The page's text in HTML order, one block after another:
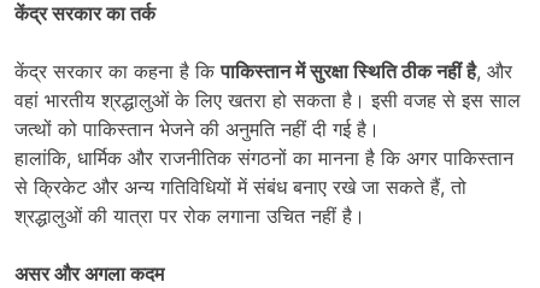
केंद्र सरकार का तर्क
केंद्र सरकार का कहना है किपाकिस्तान में सुरक्षा स्थिति ठीक नहीं है, और
वहां भारतीय श्रद्धालुओं के लिए खतरा हो सकता है। इसी वजह से इस साल
जत्थों को पाकिस्तान भेजने की अनुमति नहीं दी गई है।
हालांकि, धार्मिक और राजनीतिक संगठनों का मानना है कि अगर पाकिस्तान
से क्रिकेट और अन्य गतिविधियों में संबंध बनाए रखे जा सकते हैं, तो
श्रद्धालुओं की यात्रा पर रोक लगाना उचित नहीं है।
असर और अगला कदम